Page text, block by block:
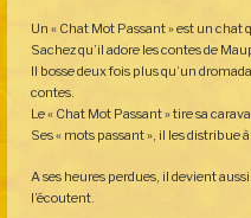
Un « Chat Mot Passant » est un chat
Sachez qu’il adore les contes de
Il bosse deux fois plus qu’un
contes.
Le « Chat Mot Passant » tire sa
Ses « mots passant », il les distribue
A ses heures perdues, il devient
l’écoutent.